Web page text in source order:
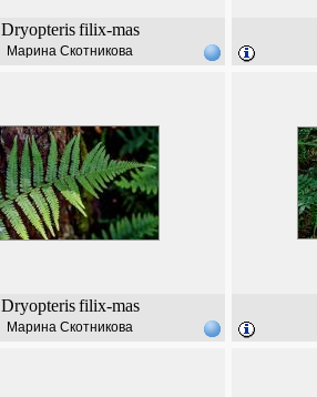
Dryopteris filix-mas
Марина Скотникова
Dryopteris filix-mas
Марина Скотникова